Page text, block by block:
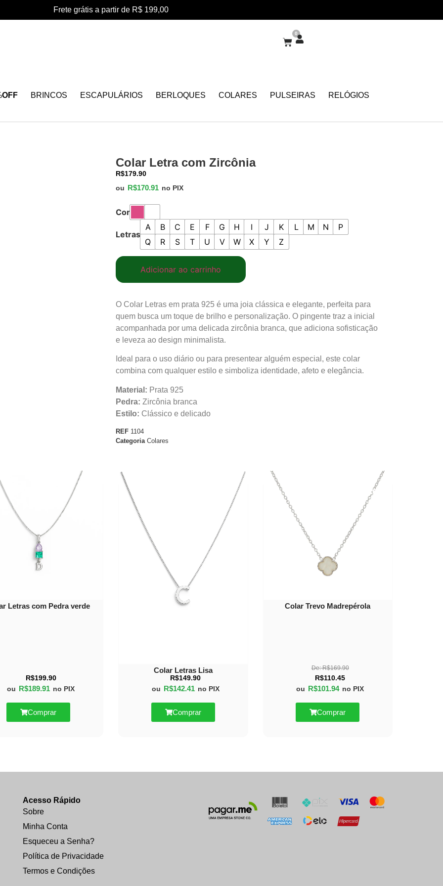
Frete grátis a partir de R$ 199,00
0
OFF BRINCOS ESCAPULÁRIOS BERLOQUES COLARES PULSEIRAS RELÓGIOS
Colar Letra com Zircônia
R$179.90
ou R$170.91 no PIX
Cor
Letras
A B C E F G H I J K L M N
P
Q
R S T U V W X Y Z
Adicionar ao carrinho
O Colar Letras em prata 925 é uma joia clássica e elegante, perfeita para
quem busca um toque de brilho e personalização. O pingente traz a inicial
acompanhada por uma delicada zircônia branca, que adiciona sofisticação
e leveza ao design minimalista.
Ideal para o uso diário ou para presentear alguém especial, este colar
combina com qualquer estilo e simboliza identidade, afeto e elegância.
Material: Prata 925
Pedra: Zircônia branca
Estilo: Clássico e delicado
REF 1104
Categoria Colares
Letras com Pedra verde
R$199.90
ou R$189.91 no PIX
Comprar
Colar Letras Lisa
R$149.90
ou R$142.41 no PIX
Comprar
40%
Colar Trevo Madrepérola
De:R$169.90
R$110.45
ou R$101.94 no PIX
Comprar
Acesso Rápido
Sobre
Minha Conta
Esqueceu a Senha?
Política de Privacidade
Termos e Condições